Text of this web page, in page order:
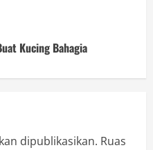
Kucing Bahagia
dipublikasikan. Ruas